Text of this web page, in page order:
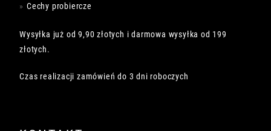
Cechy probiercze
Wysyłka już od 9,90 złotych i darmowa wysyłka od 199
złotych.
Czas realizacji zamówień do 3 dni roboczych